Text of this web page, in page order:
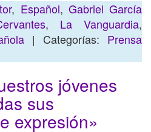
, Español, Gabriel García
, La Vanguardia,
| Categorías: Prensa
jóvenes
sus
expresión»